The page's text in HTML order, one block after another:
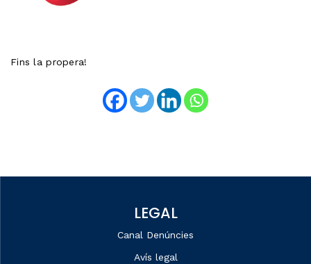
Fins la propera!
LEGAL
Canal Denúncies
Avís legal